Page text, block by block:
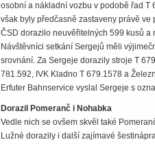
osobní a nákladní vozbu v podobě řad T
však byly předčasně zastaveny právě
ČSD dorazilo neuvěřitelných 599 kusů a
Návštěvníci setkání Sergejů měli
srovnání. Za Sergeje dorazily stroje T
781.592, IVK Kladno T 679.1578 a
Erfuter Bahnservice vyslal Sergeje s
Dorazil Pomeranč i Nohabka
Vedle nich se ovšem skvěl také
Lužné dorazily i další zajímavé